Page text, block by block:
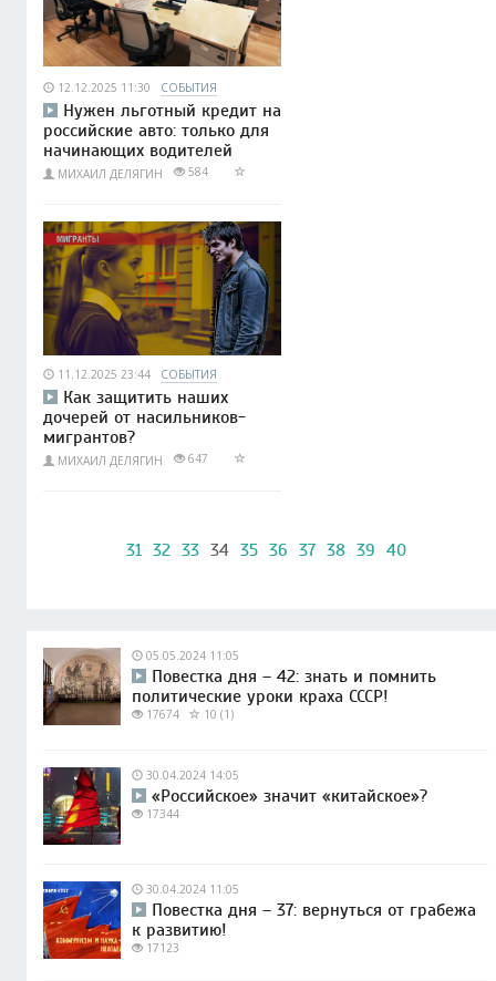
12.12.2025 11:30 СОБЫТИЯ
Нужен льготный кредит на
российские авто: только для
начинающих водителей
МИХАИЛ ДЕЛЯГИН 584
11.12.2025 23:44 СОБЫТИЯ
Как защитить наших
дочерей от насильников-
мигрантов?
МИХАИЛ ДЕЛЯГИН 647
31 32 33 34 35 36 37 38 39 40
05.05.2024 11:05
Повестка дня – 42: знать и помнить
политические уроки краха СССР!
17674 10 (1)
30.04.2024 14:05
«Российское» значит «китайское»?
17344
30.04.2024 11:05
Повестка дня – 37: вернуться от грабежа
к развитию!
17123